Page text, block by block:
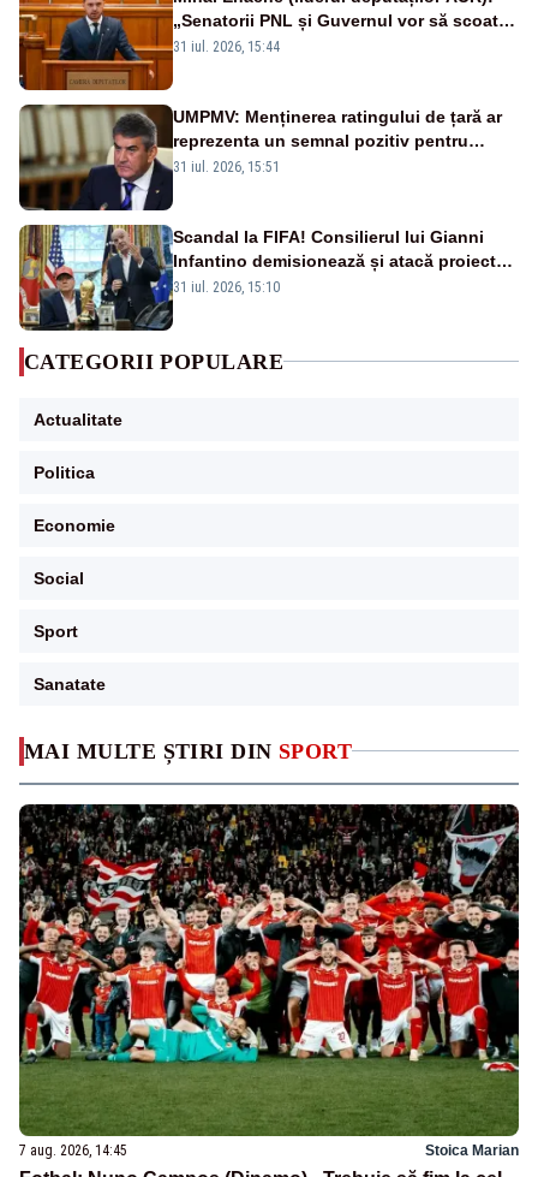
MAI MULTE ȘTIRI DIN SPORT
7 aug. 2026, 14:45 Stoica Marian
„Senatorii PNL și Guvernul vor să scoată
la vânzare bunuri publice pentru a stinge
31 iul. 2026, 15:44
UMPMV: Menținerea ratingului de țară ar
reprezenta un semnal pozitiv pentru
România. Autoritățile trebuie să continue
31 iul. 2026, 15:51
Scandal la FIFA! Consilierul lui Gianni
Infantino demisionează și atacă proiectul
privind investitorii străini
31 iul. 2026, 15:10
CATEGORII POPULARE
Actualitate
Politica
Economie
Social
Sport
Sanatate